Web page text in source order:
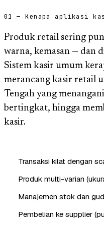
01 — Kenapa aplikasi
Produk retail sering
warna, kemasan — dan
Sistem kasir umum
merancang kasir retail
Tengah yang
bertingkat, hingga
kasir.
Transaksi kilat dengan
Produk multi-varian
Manajemen stok dan
Pembelian ke supplier